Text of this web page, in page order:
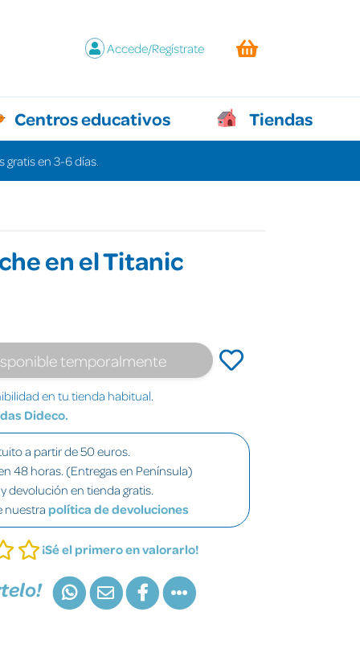
Accede/Regístrate
Centros educativos Tiendas
gratis en 3-6 días.
en el Titanic
temporalmente
en tu tienda habitual.
Dideco.
a partir de 50 euros.
48 horas. (Entregas en Península)
devolución en tienda gratis.
nuestra política de devoluciones
¡Sé el primero en valorarlo!